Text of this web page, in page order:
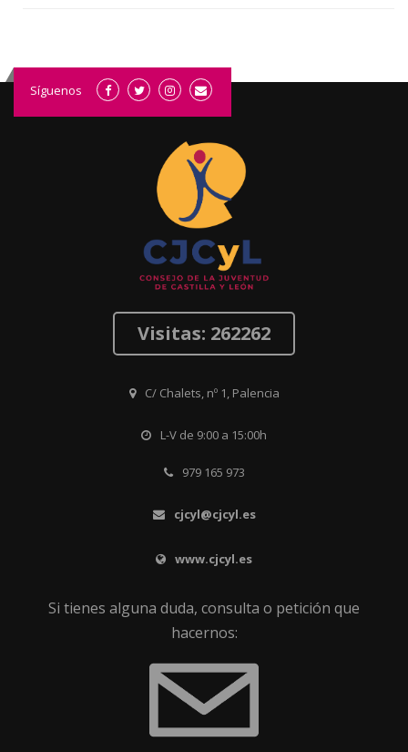
Síguenos
Visitas: 262262
C/ Chalets, nº 1, Palencia
L-V de 9:00 a 15:00h
979 165 973
cjcyl@cjcyl.es
www.cjcyl.es
Si tienes alguna duda, consulta o petición que
hacernos: